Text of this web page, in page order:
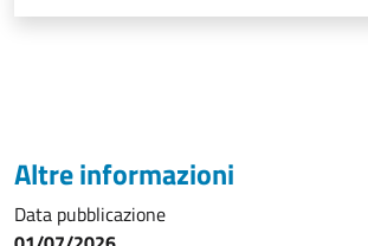
Altre informazioni
Data pubblicazione